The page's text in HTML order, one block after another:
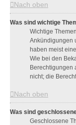
Nach oben
Was sind wichtige
Wichtige
Ankündigungen
haben meist
Wie bei den
Berechtigungen
nicht; die
Nach oben
Was sind
Geschlossene